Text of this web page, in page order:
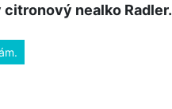
nealko Radler.